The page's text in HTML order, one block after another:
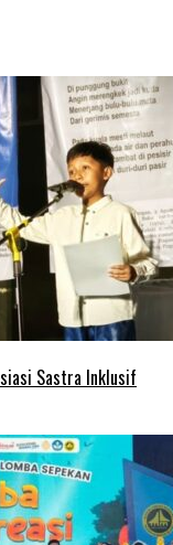
Sastra Inklusif